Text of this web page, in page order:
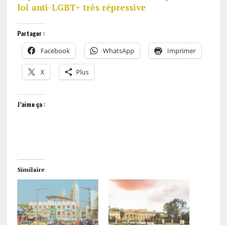
loi anti-LGBT+ très répressive
Partager :
Facebook WhatsApp Imprimer
X Plus
J’aime ça :
Similaire